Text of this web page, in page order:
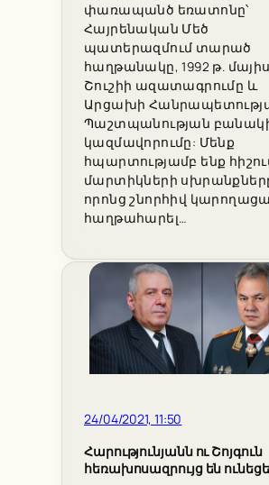
փառապանծ եռատոնը՝
Հայրենական Մեծ
պատերազմում տարած
հաղթանակը, 1992 թ.
Շուշիի ազատագրումը և
Արցախի
Պաշտպանության
կազմավորումը: Մենք
հպարտությամբ ենք
մարտիկների
որոնց շնորհիվ
հաղթահարել…
24/04/2021, 11:50
Հարությունյանն ու Շոյգուն
հեռախոսազրույց են